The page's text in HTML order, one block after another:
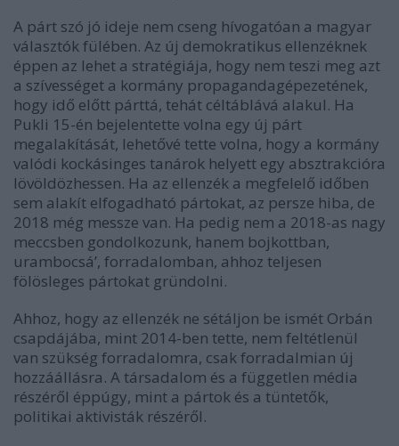
A párt szó jó ideje nem cseng hívogatóan a magyar
választók fülében. Az új demokratikus ellenzéknek
éppen az lehet a stratégiája, hogy nem teszi meg azt
a szívességet a kormány propagandagépezetének,
hogy idő előtt párttá, tehát céltáblává alakul. Ha
Pukli 15-én bejelentette volna egy új párt
megalakítását, lehetővé tette volna, hogy a kormány
valódi kockásinges tanárok helyett egy absztrakcióra
lövöldözhessen. Ha az ellenzék a megfelelő időben
sem alakít elfogadható pártokat, az persze hiba, de
2018 még messze van. Ha pedig nem a 2018-as nagy
meccsben gondolkozunk, hanem bojkottban,
urambocsá’, forradalomban, ahhoz teljesen
fölösleges pártokat gründolni.
Ahhoz, hogy az ellenzék ne sétáljon be ismét Orbán
csapdájába, mint 2014-ben tette, nem feltétlenül
van szükség forradalomra, csak forradalmian új
hozzáállásra. A társadalom és a független média
részéről éppúgy, mint a pártok és a tüntetők,
politikai aktivisták részéről.